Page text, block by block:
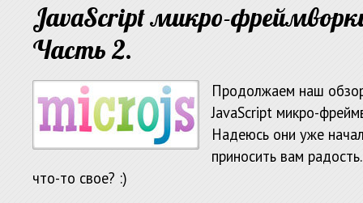
JavaScript микро-
Часть 2.
Продолжаем наш
JavaScript микро-
Надеюсь они уже
приносить вам
что-то свое? :)